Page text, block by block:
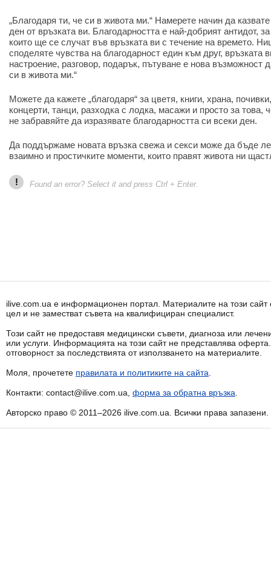
„Благодаря ти, че си в живота ми.“ Намерете начин да
ден от връзката ви. Благодарността е най-добрият антидот,
които ще се случат във връзката ви с течение на времето.
споделяте чувства на благодарност един към друг, връзката
настроение, разговор, подарък, пътуване е нова възможност
си в живота ми.“
Можете да кажете „благодаря“ за цветя, книги, храна,
концерти, танци, разходка с лодка, масажи и просто за това,
не забравяйте да изразявате благодарността си всеки ден.
Да поддържаме новата връзка свежа и секси може да бъде
взаимно и простичките моменти, които правят живота ни
! Found an error? Select it and press Ctrl + Enter.
ilive.com.ua е информационен портал. Материалите на този
цел и не заместват съвета на квалифициран специалист.
Този сайт не предоставя медицински съвети, диагноза или
или услуги. Информацията на този сайт не представлява
отговорност за последствията от използването на материалите.
Моля, прочетете правилата и политиките на сайта
Контакти: contact@ilive.com.ua, форма за обратна връзка
Авторско право © 2011–2026 ilive.com.ua. Всички права запазени.